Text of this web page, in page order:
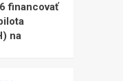
financovať
na